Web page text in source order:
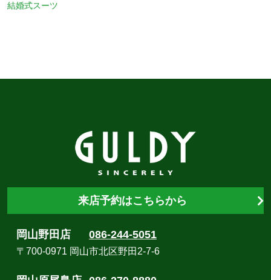
結婚式スーツ
来店予約はこちらから
岡山野田店 086-244-5051
〒700-0971 岡山市北区野田2-7-6